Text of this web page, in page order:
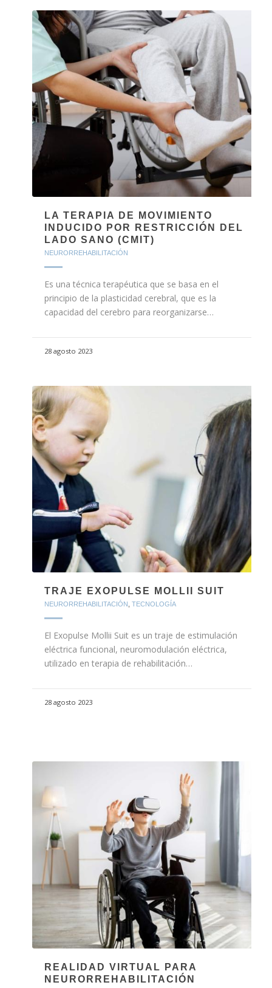
LA TERAPIA DE MOVIMIENTO
INDUCIDO POR RESTRICCIÓN DEL
LADO SANO (CMIT)
NEURORREHABILITACIÓN
Es una técnica terapéutica que se basa en el
principio de la plasticidad cerebral, que es la
capacidad del cerebro para reorganizarse…
28 agosto 2023
TRAJE EXOPULSE MOLLII SUIT
NEURORREHABILITACIÓN , TECNOLOGÍA
El Exopulse Mollii Suit es un traje de estimulación
eléctrica funcional, neuromodulación eléctrica,
utilizado en terapia de rehabilitación…
28 agosto 2023
REALIDAD VIRTUAL PARA
NEURORREHABILITACIÓN